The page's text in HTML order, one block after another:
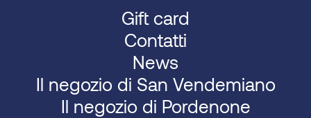
Gift card
Contatti
News
Il negozio di San Vendemiano
Il negozio di Pordenone